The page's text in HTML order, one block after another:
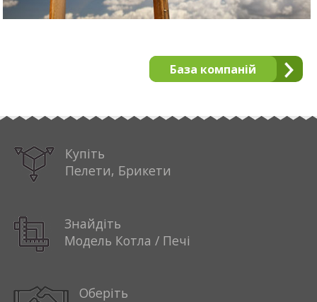
База компаній
Купіть
Пелети, Брикети
Знайдіть
Модель Котла / Печі
Оберіть